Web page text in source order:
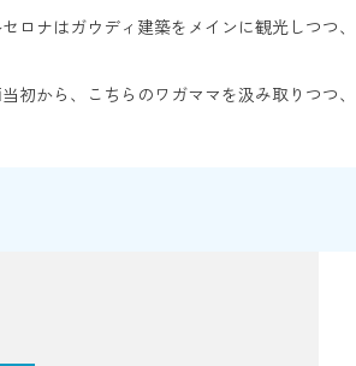
ロナはガウディ建築をメインに観光しつつ
初から、こちらのワガママを汲み取りつつ